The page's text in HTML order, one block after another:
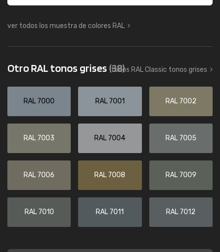
ver todos los muestra de colores RAL
Otro RAL tonos grises (38)
todos RAL Classic tonos grises
RAL 7000 RAL 7001 RAL 7002
RAL 7003 RAL 7004 RAL 7005
RAL 7006 RAL 7008 RAL 7009
RAL 7010 RAL 7011 RAL 7012